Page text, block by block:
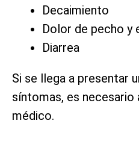
Decaimiento
Dolor de pecho y
Diarrea
Si se llega a presentar
síntomas, es necesario
médico.